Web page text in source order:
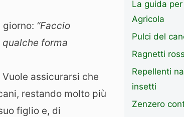
“Faccio
forma
assicurarsi che
restando molto più
figlio e, di
La guida
Agricola
Pulci del
Ragnetti
Repellenti
insetti
Zenzero